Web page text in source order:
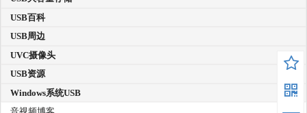
USB百科
USB周边
UVC摄像头
USB资源
Windows系统USB